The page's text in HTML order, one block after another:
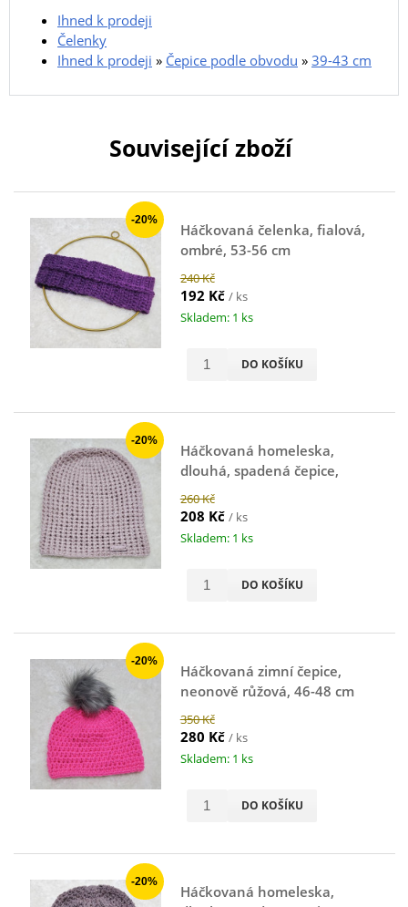
Ihned k prodeji
Čelenky
Ihned k prodeji » Čepice podle obvodu » 39-43 cm
Související zboží
-20%
Háčkovaná čelenka, fialová,
ombré, 53-56 cm
240 Kč
192 Kč / ks
Skladem: 1 ks
DO KOŠÍKU
-20%
Háčkovaná homeleska,
dlouhá, spadená čepice,
starorůžová, 46-48 cm
260 Kč
208 Kč / ks
Skladem: 1 ks
DO KOŠÍKU
-20%
Háčkovaná zimní čepice,
neonově růžová, 46-48 cm
350 Kč
280 Kč / ks
Skladem: 1 ks
DO KOŠÍKU
-20%
Háčkovaná homeleska,